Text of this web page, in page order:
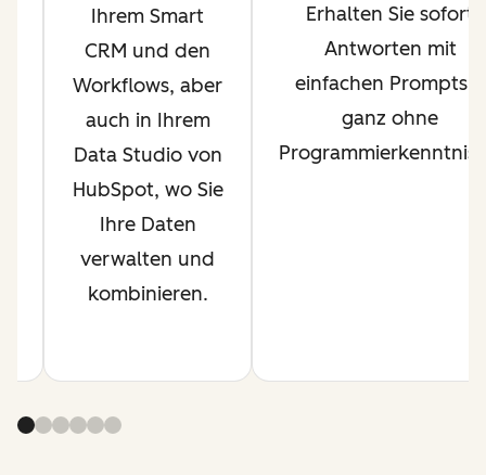
Ihrem Smart
CRM und den
Workflows, aber
auch in Ihrem
Data Studio von
HubSpot, wo Sie
Ihre Daten
verwalten und
kombinieren.
Erhalten Sie sofort
Antworten mit
einfachen Prompts –
ganz ohne